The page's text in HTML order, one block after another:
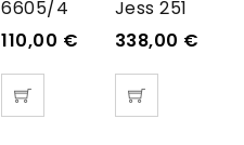
6605/4
110,00 €
Jess 251
338,00 €